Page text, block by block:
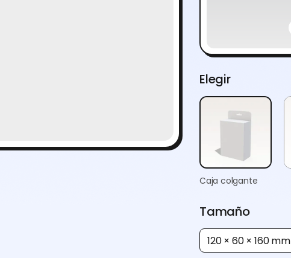
Elegir
Caja colgante
Tamaño
120 × 60 × 160 mm